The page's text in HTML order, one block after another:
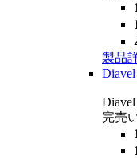
製品
完売